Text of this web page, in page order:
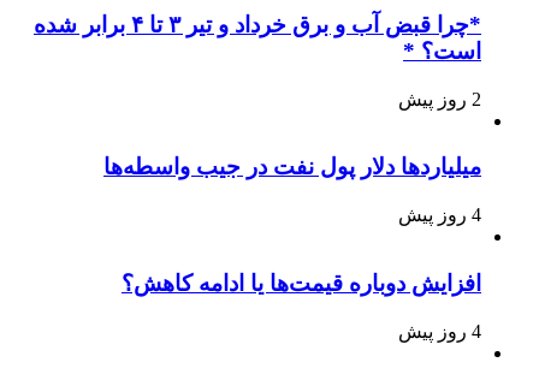
*چرا قبض آب و برق خرداد و تیر ۳ تا ۴ برابر شده
است؟ *
2 روز پیش
میلیاردها دلار پول نفت در جیب واسطه‌ها
4 روز پیش
افزایش دوباره قیمت‌ها یا ادامه کاهش؟
4 روز پیش